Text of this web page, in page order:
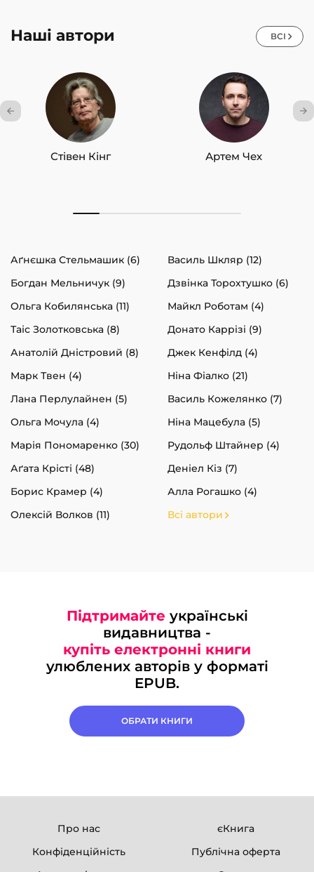
Наші автори ВСІ
Стівен Кінг Артем Чех
Аґнєшка Стельмашик (6)
Василь Шкляр (12)
Богдан Мельничук (9)
Дзвінка Торохтушко (6)
Ольга Кобилянська (11)
Майкл Роботам (4)
Таіс Золотковська (8)
Донато Каррізі (9)
Анатолій Дністровий (8)
Джек Кенфілд (4)
Марк Твен (4)
Ніна Фіалко (21)
Лана Перлулайнен (5)
Василь Кожелянко (7)
Ольга Мочула (4)
Ніна Мацебула (5)
Марія Пономаренко (30)
Рудольф Штайнер (4)
Аґата Крісті (48)
Деніел Кіз (7)
Борис Крамер (4)
Алла Рогашко (4)
Олексій Волков (11)
Всі автори
Підтримайте українські
видавництва -
купіть електронні книги
улюблених авторів у форматі
EPUB.
ОБРАТИ КНИГИ
Про нас
єКнига
Конфіденційність
Публічна оферта